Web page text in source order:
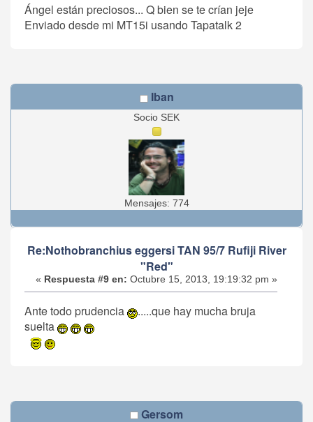
Ángel están preciosos... Q bien se te crían jeje
Enviado desde mi MT15i usando Tapatalk 2
Iban
Socio SEK
Mensajes: 774
Re:Nothobranchius eggersi TAN 95/7 Rufiji River
"Red"
« Respuesta #9 en: Octubre 15, 2013, 19:19:32 pm »
Ante todo prudencia
.....que hay mucha bruja
suelta
Gersom